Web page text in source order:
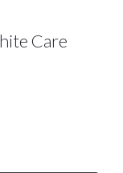
Care